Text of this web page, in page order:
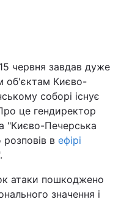
червня завдав дуже
об'єктам Києво-
соборі існує
це гендиректор
"Києво-Печерська
в ефірі
атаки пошкоджено
значення і